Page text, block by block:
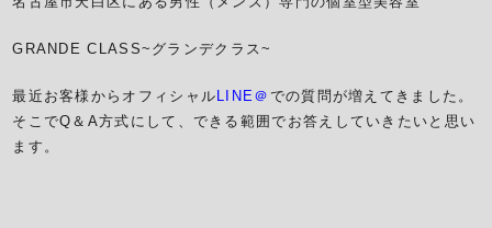
GRANDE CLASS~グランデクラス~
最近お客様からオフィシャル LINE＠ での質問が増えてきました。
そこでQ＆A方式にして、できる範囲でお答えしていきたいと思い
ます。